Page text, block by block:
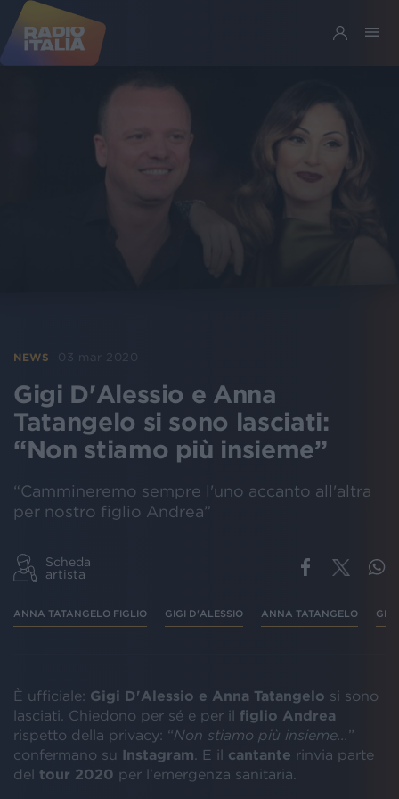
NEWS 03 mar 2020
Gigi D'Alessio e Anna
Tatangelo si sono lasciati:
“Non stiamo più insieme”
“Cammineremo sempre l'uno accanto all'altra
per nostro figlio Andrea”
Scheda
artista
ANNA TATANGELO FIGLIO GIGI D'ALESSIO ANNA TATANGELO
È ufficiale: Gigi D'Alessio e Anna Tatangelo si sono
lasciati. Chiedono per sé e per il figlio Andrea
rispetto della privacy: “Non stiamo più insieme...”
confermano su Instagram . E il cantante rinvia parte
del tour 2020 per l'emergenza sanitaria.